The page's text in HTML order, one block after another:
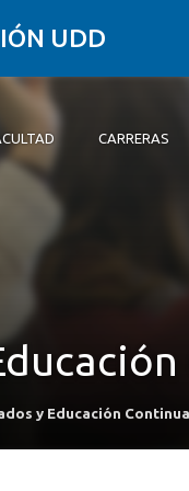
UDD
CARRERAS
y Educación Continua